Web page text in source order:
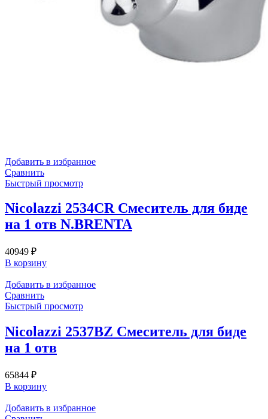
Добавить в избранное
Сравнить
Быстрый просмотр
Nicolazzi 2534CR Смеситель для биде
на 1 отв N.BRENTA
40949 ₽
В корзину
Добавить в избранное
Сравнить
Быстрый просмотр
Nicolazzi 2537BZ Смеситель для биде
на 1 отв
65844 ₽
В корзину
Добавить в избранное